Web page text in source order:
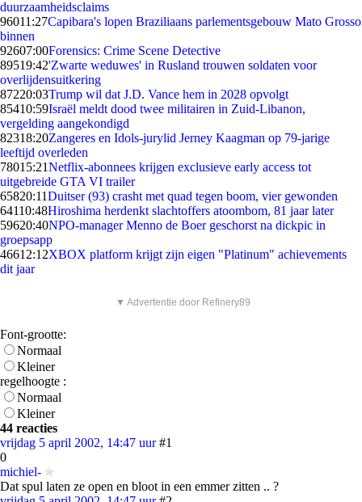
duurzaamheidsclaims
96011:27Capibara's lopen Braziliaans parlementsgebouw Mato Grosso
binnen
92607:00Forensics: Crime Scene Detective
89519:42'Zwarte weduwes' in Rusland trouwen soldaten voor
overlijdensuitkering
87220:03Trump wil dat J.D. Vance hem in 2028 opvolgt
85410:59Israël meldt dood twee militairen in Zuid-Libanon,
vergelding aangekondigd
82318:20Zangeres en Idols-jurylid Jerney Kaagman op 79-jarige
leeftijd overleden
78015:21Netflix-abonnees krijgen exclusieve early access tot
uitgebreide GTA VI trailer
65820:11Duitser (93) crasht met quad tegen boom, vier gewonden
64110:48Hiroshima herdenkt slachtoffers atoombom, 81 jaar later
59620:40NPO-manager Menno de Boer geschorst na dickpic in
groepsapp
46612:12XBOX platform krijgt zijn eigen "Platinum" achievements
dit jaar
▼ Advertentie door Refinery89
Font-grootte:
Normaal
Kleiner
regelhoogte :
Normaal
Kleiner
44 reacties
vrijdag 5 april 2002, 14:47 uur #1
0
michiel-
Dat spul laten ze open en bloot in een emmer zitten .. ?